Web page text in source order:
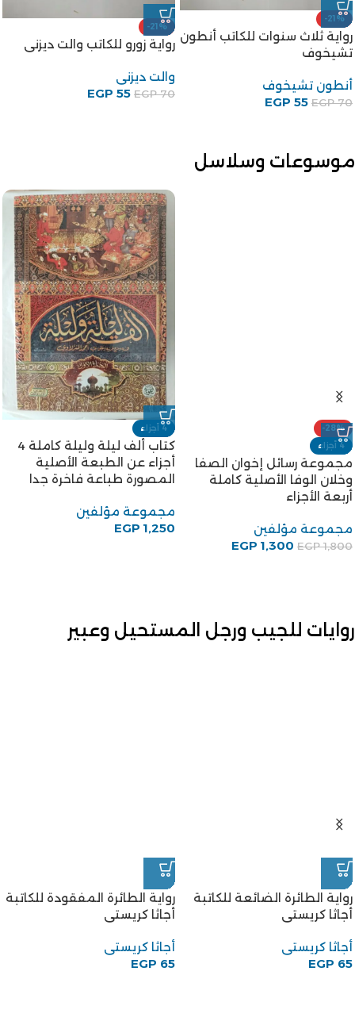
-21%
رواية ثلاث سنوات للكاتب أنطون
تشيخوف
أنطون تشيخوف
EGP70
EGP 55
-21%
رواية زورو للكاتب والت ديزنى
والت ديزنى
EGP70
EGP 55
موسوعات وسلاسل
-28%
4 أجزاء
مجموعة رسائل إخوان الصفا
وخلان الوفا الأصلية كاملة
أربعة الأجزاء
مجموعة مؤلفين
EGP1,800
EGP 1,300
4 أجزاء
كتاب ألف ليلة وليلة كاملة 4
أجزاء عن الطبعة الأصلية
المصورة طباعة فاخرة جدا
مجموعة مؤلفين
EGP 1,250
روايات للجيب ورجل المستحيل وعبير
رواية الطائرة الضائعة للكاتبة
أجاثا كريستى
أجاثا كريستى
EGP 65
رواية الطائرة المفقودة للكاتبة
أجاثا كريستى
أجاثا كريستى
EGP 65